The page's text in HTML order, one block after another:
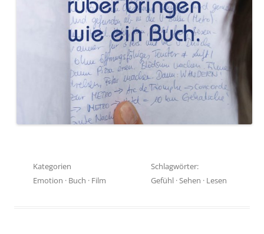
Kategorien
Emotion · Buch · Film
Schlagwörter:
Gefühl ·Sehen · Lesen